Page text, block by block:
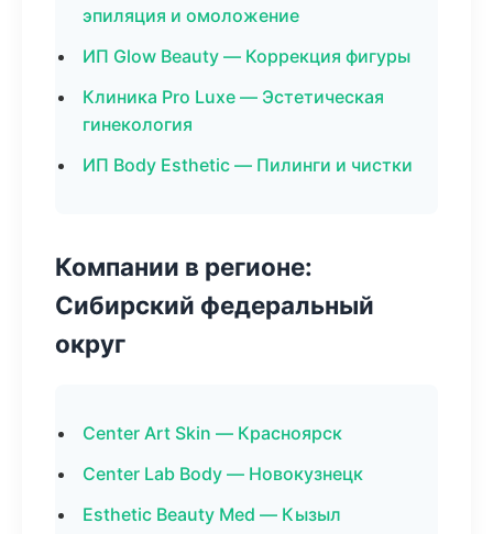
эпиляция и омоложение
ИП Glow Beauty — Коррекция фигуры
Клиника Pro Luxe — Эстетическая
гинекология
ИП Body Esthetic — Пилинги и чистки
Компании в регионе:
Сибирский федеральный
округ
Center Art Skin — Красноярск
Center Lab Body — Новокузнецк
Esthetic Beauty Med — Кызыл